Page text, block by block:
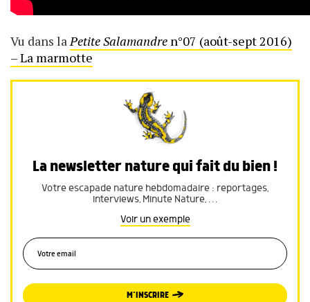
Vu dans la Petite Salamandre n°07 (août-sept 2016)
– La marmotte
La newsletter nature qui fait du bien !
Votre escapade nature hebdomadaire : reportages,
interviews, Minute Nature, …
Voir un exemple
M’INSCRIRE